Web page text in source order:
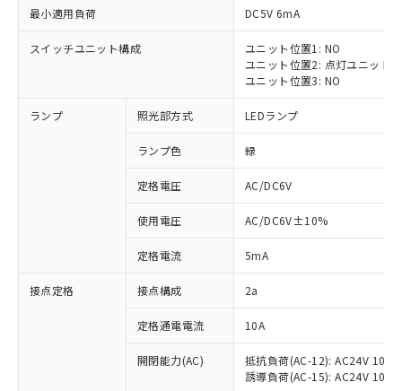
最小適用負荷 DC5V 6mA
スイッチユニット構成
ユニット位置1: NO
ユニット位置2: 点灯ユニット
ユニット位置3: NO
ランプ 照光部方式 LEDランプ
ランプ色 緑
定格電圧 AC/DC6V
使用電圧 AC/DC6V±10%
定格電流 5mA
接点定格 接点構成 2a
定格通電電流 10A
開閉能力(AC)
抵抗負荷(AC-12): AC24V 10A/
誘導負荷(AC-15): AC24V
ご利用条件
以下の条件をお読みいただき、同意のうえ
ご利用ください。
本サービスは、当社制御機器事業取扱
商品の当社在庫状況および標準価格
(税抜)を提供させていただくもので
当社制御機器事業取扱商品の中には、
対応済み：EU RoHS指令（10物質）の
非含有に対応した製品が提供可能な商品で
対応予定：EU RoHS指令（10物質）の非含
有に対応した製品に切り替える予定のある
対応予定なし：EU RoHS指令（10物質）の
非含有に非対応の商品で、対応品を出す予
調査・確認中：EU RoHS指令（10物質）の
非含有の対応状況を調査中または確認中の
非該当品：ライセンス料など無形物で、有
害物質有無と関係のない商品です。
仕入先様の事情により、非含有部品として
「○」：最大均質材料含有率が中国RoHSの
基準値以下であることを示します。
「×」：最大均質材料含有率が中国RoHSの